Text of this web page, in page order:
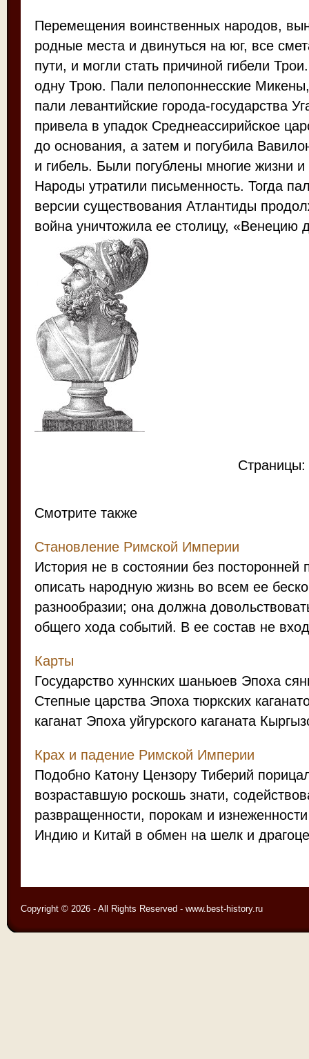
Перемещения воинственных народов,
родные места и двинуться на юг, все
пути, и могли стать причиной гибели
одну Трою. Пали пелопоннесские Микены,
пали левантийские города-государства
привела в упадок Среднеассирийское
до основания, а затем и погубила
и гибель. Были погублены многие жизни
Народы утратили письменность. Тогда
версии существования Атлантиды
война уничтожила ее столицу, «Венецию
Страницы:
Смотрите также
Становление Римской Империи
История не в состоянии без
описать народную жизнь во всем ее
разнообразии; она должна
общего хода событий. В ее состав не
Карты
Государство хуннских шаньюев Эпоха
Степные царства Эпоха тюркских
каганат Эпоха уйгурского каганата
Крах и падение Римской Империи
Подобно Катону Цензору Тиберий
возраставшую роскошь знати,
развращенности, порокам и
Индию и Китай в обмен на шелк и
Copyright © 2026 - All Rights Reserved - www.best-history.ru